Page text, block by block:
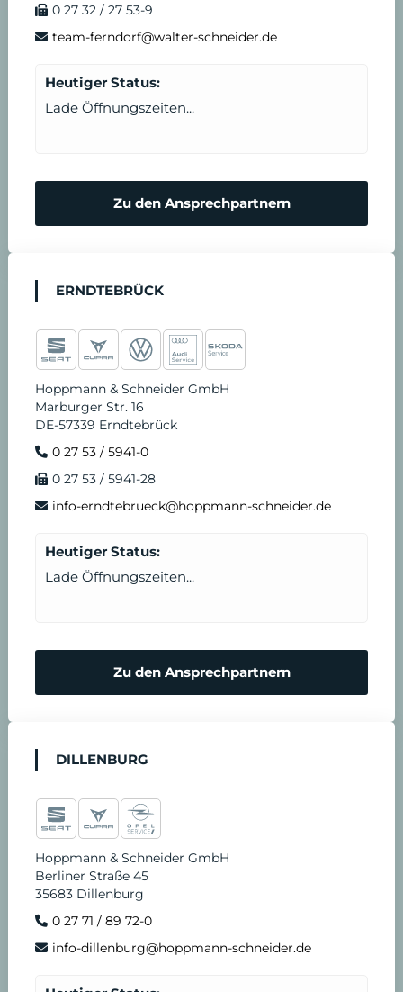
0 27 32 / 27 53-9
team-ferndorf@walter-schneider.de
Heutiger Status:
Lade Öffnungszeiten...
Zu den Ansprechpartnern
ERNDTEBRÜCK
Hoppmann & Schneider GmbH
Marburger Str. 16
DE-57339 Erndtebrück
0 27 53 / 5941-0
0 27 53 / 5941-28
info-erndtebrueck@hoppmann-schneider.de
Heutiger Status:
Lade Öffnungszeiten...
Zu den Ansprechpartnern
DILLENBURG
Hoppmann & Schneider GmbH
Berliner Straße 45
35683 Dillenburg
0 27 71 / 89 72-0
info-dillenburg@hoppmann-schneider.de